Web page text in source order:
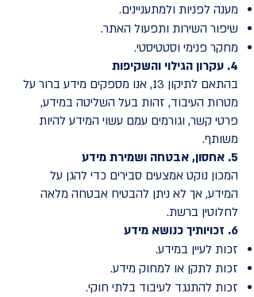
מענה לפניות ולמתעניינים.
שיפור השירות ותפעול האתר.
מחקר פנימי וסטטיסטי.
4. עקרון הגילוי והשקיפות
בהתאם לתיקון 13, אנו מספקים מידע ברור על
מטרות העיבוד, זהות בעל השליטה במידע,
פרטי קשר, וגורמים עמם עשוי המידע להיות
משותף.
5. אחסון, אבטחה ושמירת מידע
המכון נוקט אמצעים סבירים כדי להגן על
המידע, אך לא ניתן להבטיח אבטחה מלאה
לחלוטין ברשת.
6. זכויותיך כנושא מידע
זכות לעיין במידע.
זכות לתקן או למחוק מידע.
זכות להתנגד לעיבוד בלתי חוקי.